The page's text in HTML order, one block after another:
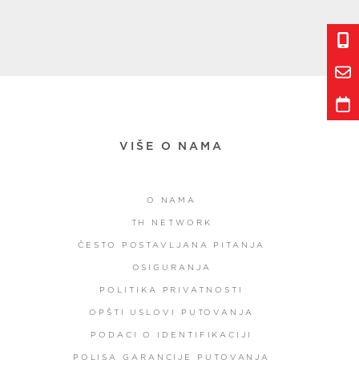
VIŠE O NAMA
O NAMA
TH NETWORK
ČESTO POSTAVLJANA PITANJA
OSIGURANJA
POLITIKA PRIVATNOSTI
OPŠTI USLOVI PUTOVANJA
PODACI O IDENTIFIKACIJI
POLISA GARANCIJE PUTOVANJA